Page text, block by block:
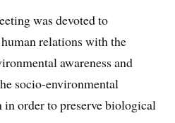
was devoted to
relations with the
awareness and
socio-environmental
order to preserve biological